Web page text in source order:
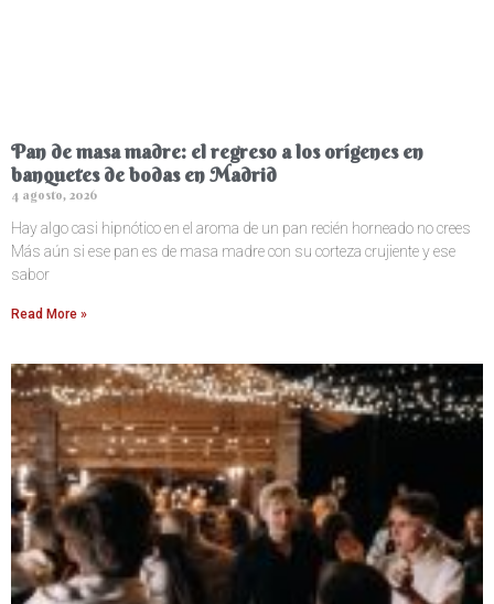
Pan de masa madre: el regreso a los orígenes en
banquetes de bodas en Madrid
4 agosto, 2026
Hay algo casi hipnótico en el aroma de un pan recién horneado no crees
Más aún si ese pan es de masa madre con su corteza crujiente y ese
sabor
Read More »